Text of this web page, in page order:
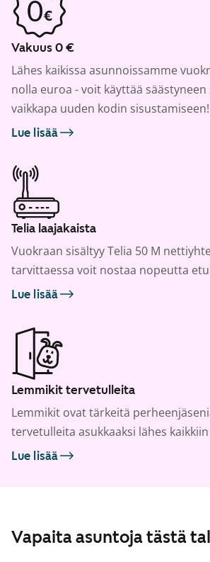
Vakuus 0 €
Lähes kaikissa asunnoissamme
nolla euroa - voit käyttää
vaikkapa uuden kodin sisustamiseen!
Lue lisää
Telia laajakaista
Vuokraan sisältyy Telia 50 M
tarvittaessa voit nostaa nopeutta
Lue lisää
Lemmikit tervetulleita
Lemmikit ovat tärkeitä
tervetulleita asukkaaksi lähes
Lue lisää
Vapaita asuntoja tästä
/19